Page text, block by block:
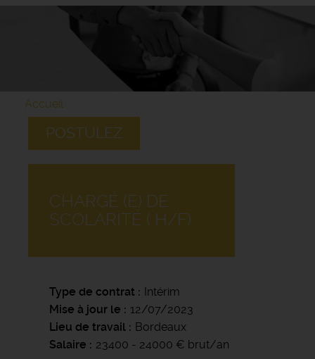
Accueil
POSTULEZ
CHARGÉ (E) DE
SCOLARITÉ ( H/F)
Type de contrat
Intérim
Mise à jour le
12/07/2023
Lieu de travail
Bordeaux
Salaire
23400 - 24000 € brut/an